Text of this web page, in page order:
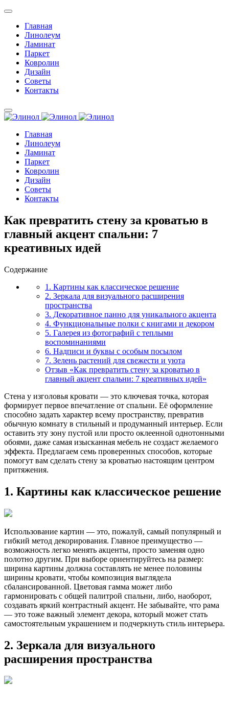
Главная
Линолеум
Ламинат
Паркет
Ковролин
Дизайн
Советы
Контакты
Главная
Линолеум
Ламинат
Паркет
Ковролин
Дизайн
Советы
Контакты
Как превратить стену за кроватью в
главный акцент спальни: 7
креативных идей
Содержание
1. Картины как классическое решение
2. Зеркала для визуального расширения
пространства
3. Декоративное панно для уникального акцента
4. Функциональные полки с книгами и декором
5. Галерея из фотографий с теплыми
воспоминаниями
6. Надписи и буквы с особым посылом
7. Зелень растений для свежести и уюта
Отзыв «Как превратить стену за кроватью в
главный акцент спальни: 7 креативных идей»
Стена у изголовья кровати — это ключевая точка, которая
формирует первое впечатление от спальни. Её оформление
способно задать характер всему пространству, превратив
обычную комнату в стильный и продуманный интерьер. Если
оставить эту зону пустой или просто оклеенной однотонными
обоями, даже самая изысканная мебель не создаст желаемого
эффекта. Предлагаем семь проверенных способов, которые
помогут вам сделать стену за кроватью настоящим центром
притяжения.
1. Картины как классическое решение
Использование картин — это, пожалуй, самый популярный и
гибкий метод декорирования. Главное преимущество —
возможность легко менять акценты, просто заменяя одно
полотно другим. При выборе ориентируйтесь на размер:
ширина картины должна составлять не менее половины
ширины кровати, чтобы композиция выглядела
сбалансированной. Цветовая гамма может либо
гармонировать с общей палитрой спальни, либо, наоборот,
создавать яркий контрастный акцент. Не забывайте, что рама
— это тоже важный элемент декора, который может стать
самостоятельным украшением и подчеркнуть стиль интерьера.
2. Зеркала для визуального
расширения пространства